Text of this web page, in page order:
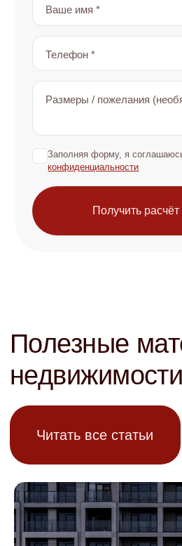
Ваше имя *
Телефон *
Размеры / пожелания
Заполняя форму, я
конфиденциальности
Получить расчёт